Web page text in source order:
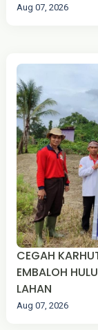
Aug 07, 2026
CEGAH
EMBALOH
LAHAN
Aug 07, 2026